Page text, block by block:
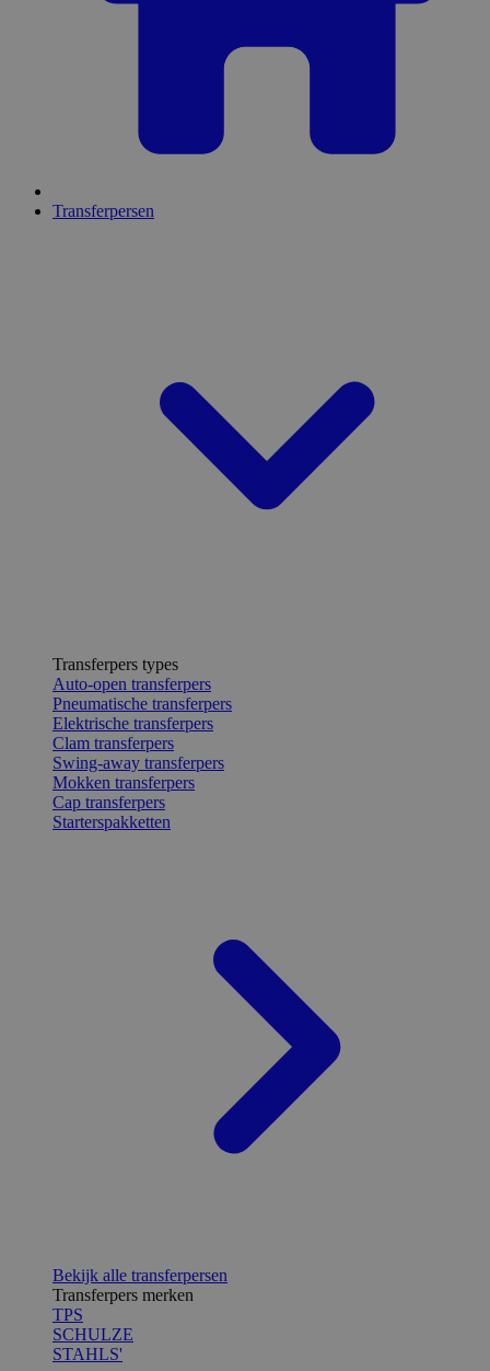
Transferpersen
Transferpers types
Auto-open transferpers
Pneumatische transferpers
Elektrische transferpers
Clam transferpers
Swing-away transferpers
Mokken transferpers
Cap transferpers
Starterspakketten
Bekijk alle transferpersen
Transferpers merken
TPS
SCHULZE
STAHLS'